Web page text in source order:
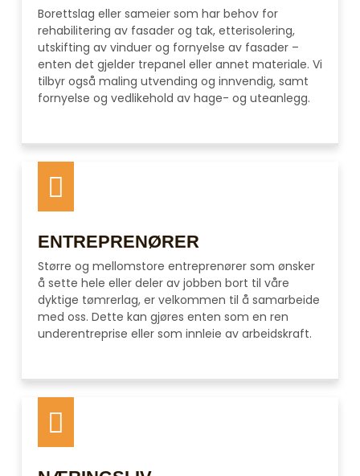
Borettslag eller sameier som har behov for
rehabilitering av fasader og tak, etterisolering,
utskifting av vinduer og fornyelse av fasader –
enten det gjelder trepanel eller annet materiale. Vi
tilbyr også maling utvending og innvendig, samt
fornyelse og vedlikehold av hage- og uteanlegg.
ENTREPRENØRER
Større og mellomstore entreprenører som ønsker
å sette hele eller deler av jobben bort til våre
dyktige tømrerlag, er velkommen til å samarbeide
med oss. Dette kan gjøres enten som en ren
underentreprise eller som innleie av arbeidskraft.